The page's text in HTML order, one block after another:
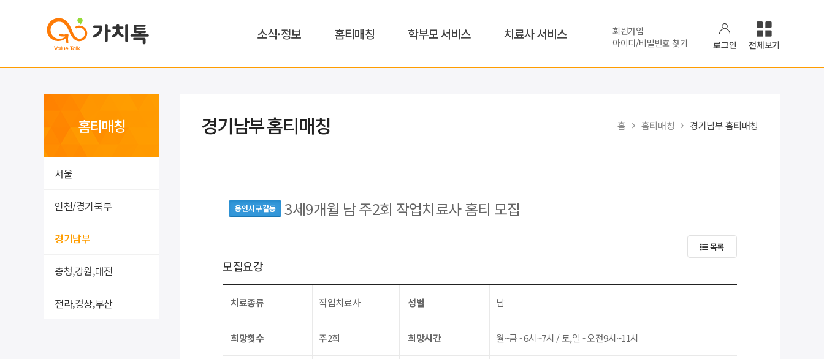
소식·정보 홈티매칭 학부모 서비스 치료사 서비스
회원가입
아이디/비밀번호 찾기
로그인 전체보기
홈티매칭
서울
인천/경기북부
경기남부
충청,강원,대전
전라,경상,부산
경기남부 홈티매칭 홈 홈티매칭 경기남부 홈티매칭
용인시 구갈동 3세9개월 남 주2회 작업치료사 홈티 모집
목록
모집요강
치료종류 작업치료사 성별 남
희망횟수 주2회 희망시간 월~금 - 6시~7시 / 토,일 - 오전9시~11시